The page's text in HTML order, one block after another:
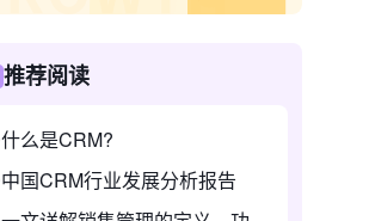
推荐阅读
什么是CRM?
中国CRM行业发展分析报告